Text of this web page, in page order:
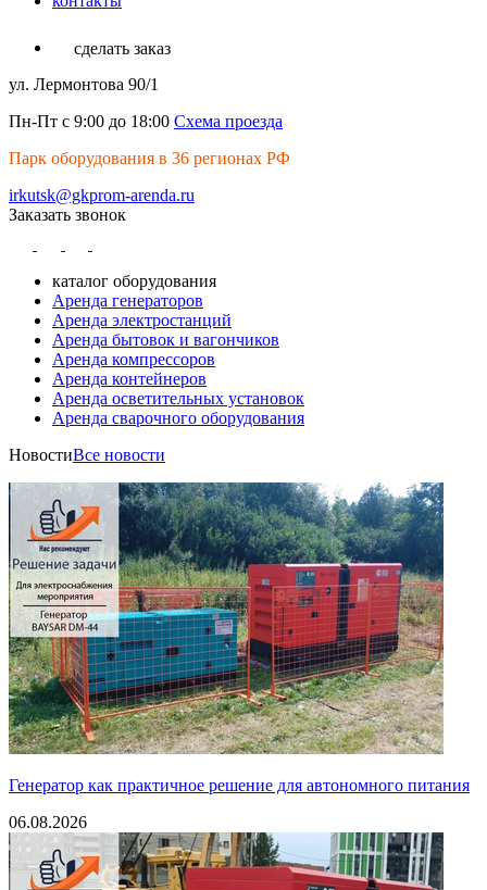
сделать заказ
ул. Лермонтова 90/1
Пн-Пт с 9:00 до 18:00 Схема проезда
Парк оборудования в 36 регионах РФ
irkutsk@gkprom-arenda.ru
Заказать звонок
каталог оборудования
Аренда генераторов
Аренда электростанций
Аренда бытовок и вагончиков
Аренда компрессоров
Аренда контейнеров
Аренда осветительных установок
Аренда сварочного оборудования
НовостиВсе новости
Генератор как практичное решение для автономного питания
06.08.2026